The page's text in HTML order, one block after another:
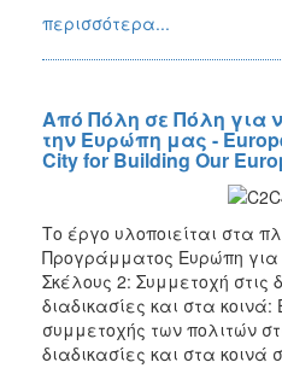
περισσότερα...
Από Πόλη σε Πόλη για
την Ευρώπη μας -
City for Building Our
Το έργο υλοποιείται στα
Προγράμματος Ευρώπη για
Σκέλους 2: Συμμετοχή στις
διαδικασίες και στα
συμμετοχής των πολιτών
διαδικασίες και στα κοινά